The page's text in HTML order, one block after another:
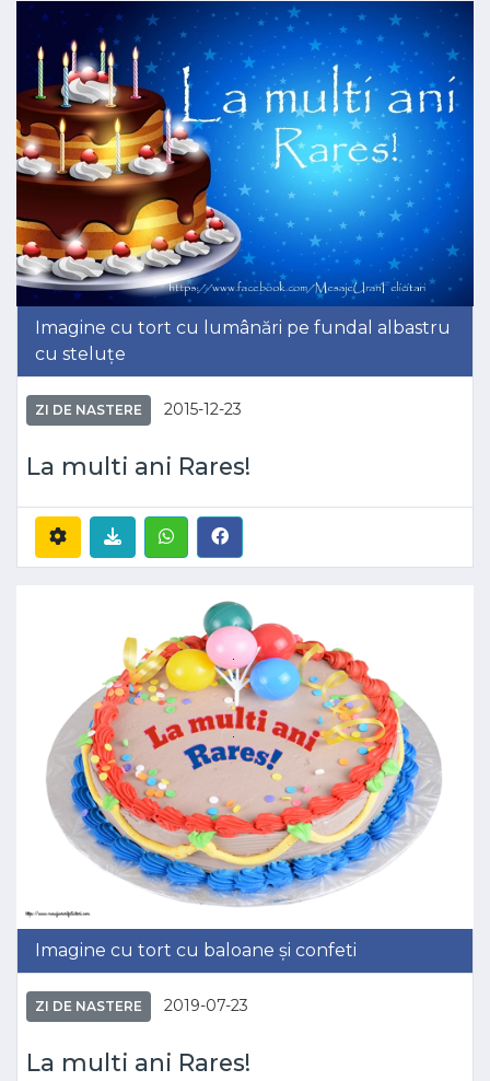
Imagine cu tort cu lumânări pe fundal albastru
cu steluțe
ZI DE NASTERE 2015-12-23
La multi ani Rares!
Imagine cu tort cu baloane și confeti
ZI DE NASTERE 2019-07-23
La multi ani Rares!